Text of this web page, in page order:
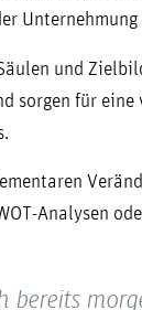
und
sorgen für
Analysen
bereits